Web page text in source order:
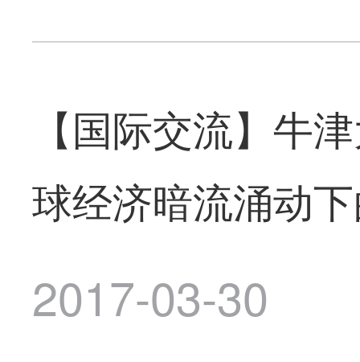
【国际交流】牛
球经济暗流涌动
2017-03-30